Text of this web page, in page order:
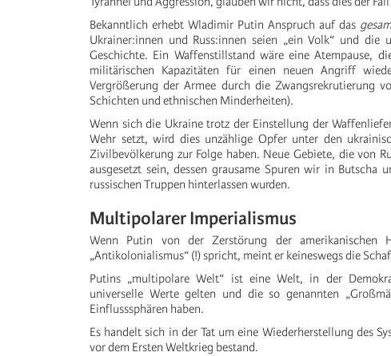
Bekanntlich erhebt Wladimir Putin Anspruch auf das
Ukrainer:innen und Russ:innen seien „ein Volk“ und die
Geschichte. Ein Waffenstillstand wäre eine Atempause,
militärischen Kapazitäten für einen neuen Angriff
Vergrößerung der Armee durch die Zwangsrekrutierung
Schichten und ethnischen Minderheiten).
Wenn sich die Ukraine trotz der Einstellung der
Wehr setzt, wird dies unzählige Opfer unter den
Zivilbevölkerung zur Folge haben. Neue Gebiete, die von
ausgesetzt sein, dessen grausame Spuren wir in Butscha
russischen Truppen hinterlassen wurden.
Multipolarer Imperialismus
Wenn Putin von der Zerstörung der
„Antikolonialismus“ (!) spricht, meint er keineswegs die
Putins „multipolare Welt“ ist eine Welt, in der
universelle Werte gelten und die so genannten
Einflusssphären haben.
Es handelt sich in der Tat um eine Wiederherstellung des
vor dem Ersten Weltkrieg bestand.